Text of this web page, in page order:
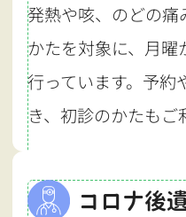
発熱や咳、のどの痛
かたを対象に、月曜
行っています。予約
き、初診のかたもご
コロナ後